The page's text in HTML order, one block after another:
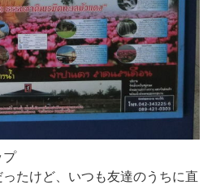
プ
たけど、いつも友達のうちに直